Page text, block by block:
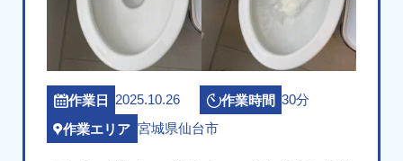
作業日 2025.10.26 作業時間 30分
作業エリア 宮城県仙台市